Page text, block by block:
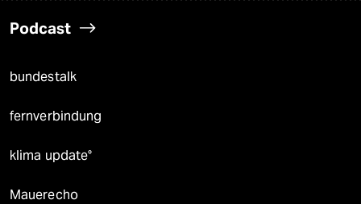
Podcast
bundestalk
fernverbindung
klima update°
Mauerecho